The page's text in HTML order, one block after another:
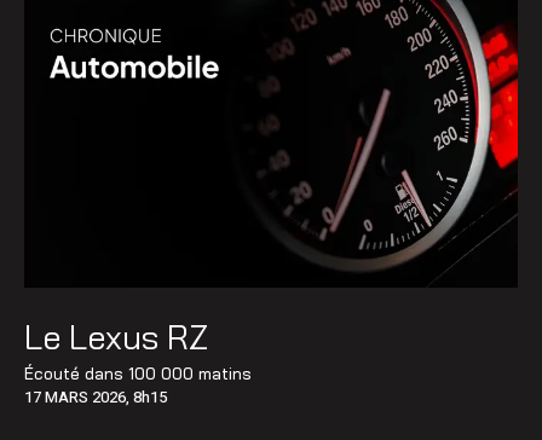
Fermeture du Centre aquatique Jacques-Dupuis à
Repentigny
Le Lexus RZ
Écouté dans 100 000 matins
17 MARS 2026, 8h15